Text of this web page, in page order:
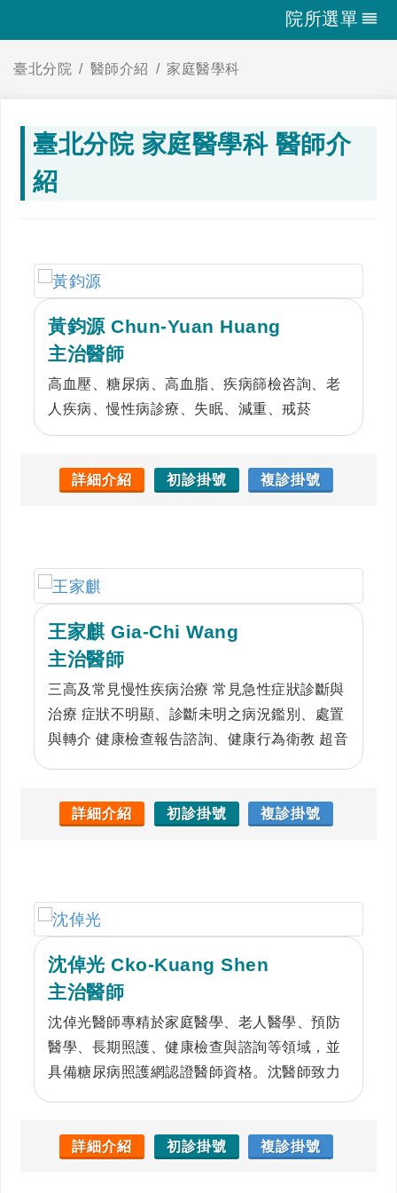
院所選單
臺北分院 醫師介紹 家庭醫學科
臺北分院 家庭醫學科 醫師介
紹
黃鈞源 Chun-Yuan Huang
主治醫師
高血壓、糖尿病、高血脂、疾病篩檢咨詢、老
人疾病、慢性病診療、失眠、減重、戒菸
詳細介紹 初診掛號 複診掛號
王家麒 Gia-Chi Wang
主治醫師
三高及常見慢性疾病治療 常見急性症狀診斷與
治療 症狀不明顯、診斷未明之病況鑑別、處置
與轉介 健康檢查報告諮詢、健康行為衛教 超音
詳細介紹 初診掛號 複診掛號
沈倬光 Cko-Kuang Shen
主治醫師
沈倬光醫師專精於家庭醫學、老人醫學、預防
醫學、長期照護、健康檢查與諮詢等領域，並
具備糖尿病照護網認證醫師資格。沈醫師致力
詳細介紹 初診掛號 複診掛號